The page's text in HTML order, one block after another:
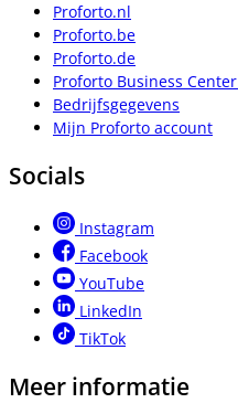
Proforto.nl
Proforto.be
Proforto.de
Proforto Business Center
Bedrijfsgegevens
Mijn Proforto account
Socials
Instagram
Facebook
YouTube
LinkedIn
TikTok
Meer informatie